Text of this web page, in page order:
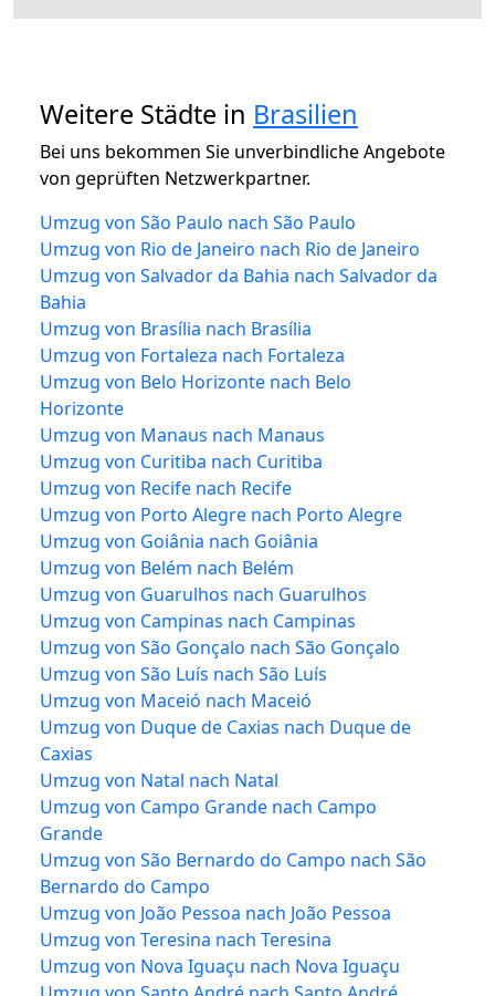
Weitere Städte in Brasilien
Bei uns bekommen Sie unverbindliche Angebote
von geprüften Netzwerkpartner.
Umzug von São Paulo nach São Paulo
Umzug von Rio de Janeiro nach Rio de Janeiro
Umzug von Salvador da Bahia nach Salvador da
Bahia
Umzug von Brasília nach Brasília
Umzug von Fortaleza nach Fortaleza
Umzug von Belo Horizonte nach Belo
Horizonte
Umzug von Manaus nach Manaus
Umzug von Curitiba nach Curitiba
Umzug von Recife nach Recife
Umzug von Porto Alegre nach Porto Alegre
Umzug von Goiânia nach Goiânia
Umzug von Belém nach Belém
Umzug von Guarulhos nach Guarulhos
Umzug von Campinas nach Campinas
Umzug von São Gonçalo nach São Gonçalo
Umzug von São Luís nach São Luís
Umzug von Maceió nach Maceió
Umzug von Duque de Caxias nach Duque de
Caxias
Umzug von Natal nach Natal
Umzug von Campo Grande nach Campo
Grande
Umzug von São Bernardo do Campo nach São
Bernardo do Campo
Umzug von João Pessoa nach João Pessoa
Umzug von Teresina nach Teresina
Umzug von Nova Iguaçu nach Nova Iguaçu